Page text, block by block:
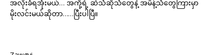
အလိုးခံရအုံးမယ်… အကို့ရဲ့ ဆဲသံဆိုသံတွေနဲ့ အမိန့်သံတွေကြားမှာ
မိုးလင်းမယ်ဆိုတာ……ပြီးပါပြီ။